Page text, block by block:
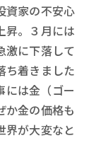
資家の不安心
昇。３月には
激に下落して
ち着きました
には金（ゴー
か金の価格も
界が大変なと